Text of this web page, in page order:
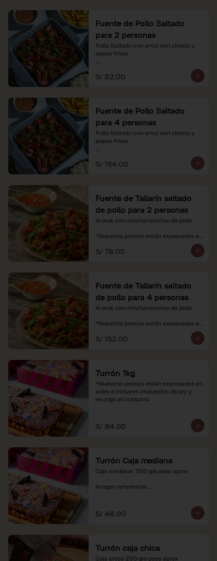
Fuente de Pollo Saltado
para 2 personas
Pollo Saltado con arroz con choclo y
papas fritas
*Nuestros precios están expresados en
soles e incluyen impuestos de ley y
S/ 82.00
Fuente de Pollo Saltado
para 4 personas
Pollo Saltado con arroz con choclo y
papas fritas
*Nuestros precios están expresados en
soles e incluyen impuestos de ley y
S/ 154.00
Fuente de Tallarín saltado
de pollo para 2 personas
Al wok con chicharroncitos de pollo
*Nuestros precios están expresados en
recargo al consumo.
S/ 78.00
Fuente de Tallarín saltado
de pollo para 4 personas
Al wok con chicharroncitos de pollo
*Nuestros precios están expresados en
recargo al consumo.
S/ 152.00
Turrón 1kg
*Nuestros precios están expresados en
soles e incluyen impuestos de ley y
recargo al consumo.
S/ 84.00
Turrón Caja mediana
Caja mediana  500 grs peso aprox
Imagen referencial
soles e incluyen impuestos de ley y
recargo al consumo.
S/ 46.00
Turrón caja chica
Caja chica 250 grs peso aprox